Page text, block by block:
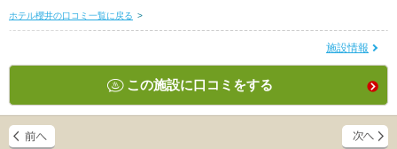
ホテル櫻井の口コミ一覧に戻る >
施設情報
この施設に口コミをする